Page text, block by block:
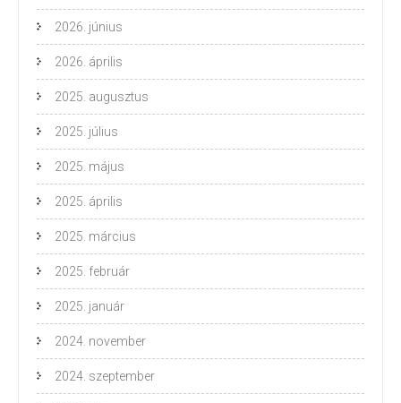
2026. június
2026. április
2025. augusztus
2025. július
2025. május
2025. április
2025. március
2025. február
2025. január
2024. november
2024. szeptember